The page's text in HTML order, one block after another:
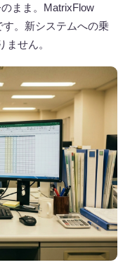
まま。MatrixFlow
。新システムへの乗
せん。